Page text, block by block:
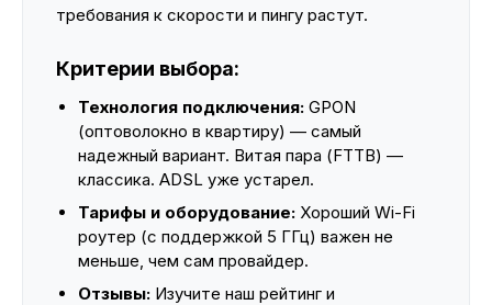
требования к скорости и пингу растут.
Критерии выбора:
Технология подключения: GPON
(оптоволокно в квартиру) — самый
надежный вариант. Витая пара (FTTB) —
классика. ADSL уже устарел.
Тарифы и оборудование: Хороший Wi-Fi
роутер (с поддержкой 5 ГГц) важен не
меньше, чем сам провайдер.
Отзывы: Изучите наш рейтинг и